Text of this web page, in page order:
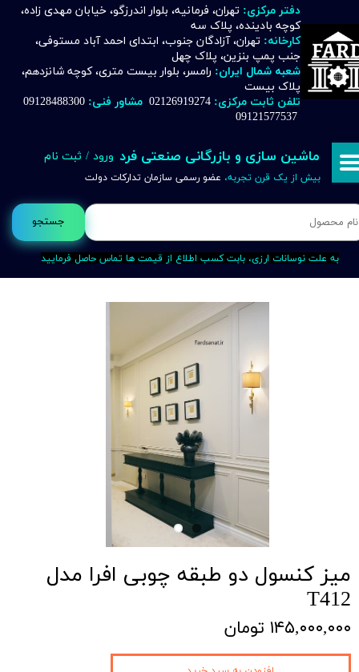
جستجو
دفتر مرکزی: تهران، فرمانیه، بلوار اندرزگو، خیابان مهدی زاده،
کوچه بادینده، پلاک سه
کارخانه: تهران، آزادگان جنوب، ابتدای احمد آباد مستوفی،
جنب پمپ بنزین، پلاک چهل
شعبه شمال ایران: رامسر، بلوار بیست متری، کوچه شانزدهم،
پلاک بیست
تلفن ثابت مرکزی: 02126919274 مشاور فنی:
09121577537
ماشین سازی و بازرگانی صنعتی فرد
بیش از یک قرن تجربه، عضو رسمی سازمان تدارکات دولت
ورود / ثبت نام
حساب کاربری من
تغییر گذر واژه
خروج از حساب کاربری
به علت نوسانات ارزی، بابت کسب اطلاع از قیمت ها تماس حاصل فرمایید
میز کنسول دو طبقه چوبی افرا مدل
T412
۱۴۵,۰۰۰,۰۰۰ تومان